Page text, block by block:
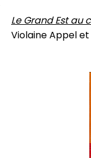
Le Grand Est au
Violaine Appel